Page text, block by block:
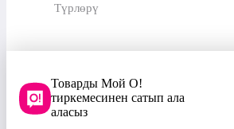
Түрлөрү
Товарды Мой О!
тиркемесинен сатып ала
аласыз